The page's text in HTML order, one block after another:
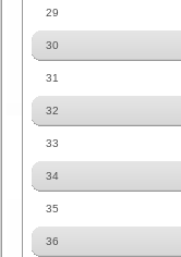
29
30
31
32
33
34
35
36